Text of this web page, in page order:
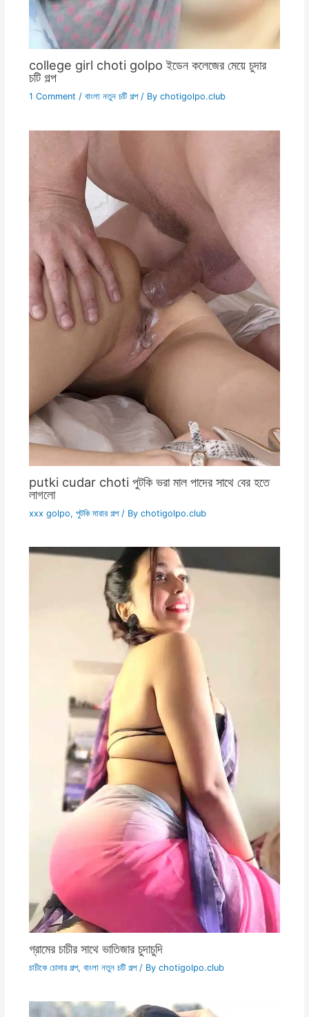
college girl choti golpo ইডেন কলেজের মেয়ে চুদার
চটি গল্প
1 Comment / বাংলা নতুন চটি গল্প/ By chotigolpo.club
putki cudar choti পুটকি ভরা মাল পাদের সাথে বের হতে
লাগলো
xxx golpo, পুটকি মারার গল্প/ By chotigolpo.club
গ্রামের চাচীর সাথে ভাতিজার চুদাচুদি
চাচীকে চোদার গল্প, বাংলা নতুন চটি গল্প/ By chotigolpo.club